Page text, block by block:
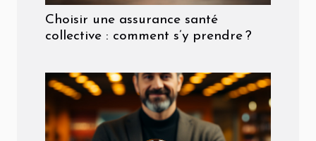
Choisir une assurance santé
collective : comment s’y prendre ?